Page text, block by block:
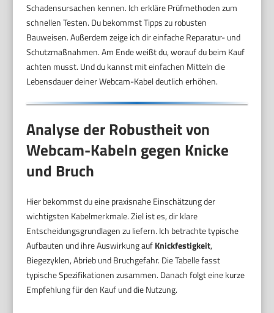
Schadensursachen kennen. Ich erkläre Prüfmethoden zum
schnellen Testen. Du bekommst Tipps zu robusten
Bauweisen. Außerdem zeige ich dir einfache Reparatur- und
Schutzmaßnahmen. Am Ende weißt du, worauf du beim Kauf
achten musst. Und du kannst mit einfachen Mitteln die
Lebensdauer deiner Webcam-Kabel deutlich erhöhen.
Analyse der Robustheit von
Webcam-Kabeln gegen Knicke
und Bruch
Hier bekommst du eine praxisnahe Einschätzung der
wichtigsten Kabelmerkmale. Ziel ist es, dir klare
Entscheidungsgrundlagen zu liefern. Ich betrachte typische
Aufbauten und ihre Auswirkung aufKnickfestigkeit,
Biegezyklen, Abrieb und Bruchgefahr. Die Tabelle fasst
typische Spezifikationen zusammen. Danach folgt eine kurze
Empfehlung für den Kauf und die Nutzung.